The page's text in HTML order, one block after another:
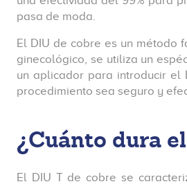
pasa de moda.
El DIU de cobre es un método
ginecológico, se utiliza un
un aplicador para introducir el
procedimiento sea seguro y
¿Cuánto dura
El DIU T de cobre se